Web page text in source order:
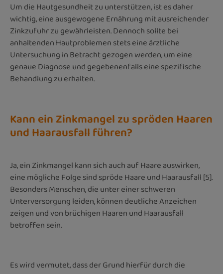
Um die Hautgesundheit zu unterstützen, ist es daher
wichtig, eine ausgewogene Ernährung mit ausreichender
Zinkzufuhr zu gewährleisten. Dennoch sollte bei
anhaltenden Hautproblemen stets eine ärztliche
Untersuchung in Betracht gezogen werden, um eine
genaue Diagnose und gegebenenfalls eine spezifische
Behandlung zu erhalten.
Kann ein Zinkmangel zu spröden Haaren
und Haarausfall führen?
Ja, ein Zinkmangel kann sich auch auf Haare auswirken,
eine mögliche Folge sind spröde Haare und Haarausfall [5].
Besonders Menschen, die unter einer schweren
Unterversorgung leiden, können deutliche Anzeichen
zeigen und von brüchigen Haaren und Haarausfall
betroffen sein.
Es wird vermutet, dass der Grund hierfür durch die